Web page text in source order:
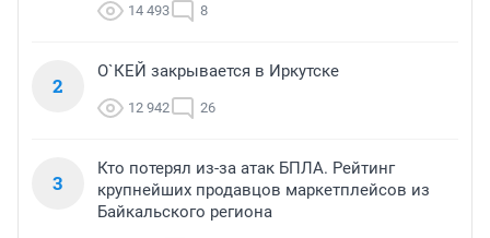
14 493 8
2
О`КЕЙ закрывается в Иркутске
12 942 26
3
Кто потерял из-за атак БПЛА. Рейтинг
крупнейших продавцов маркетплейсов из
Байкальского региона